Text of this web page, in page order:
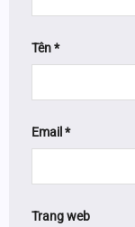
Tên*
Email *
Trang web